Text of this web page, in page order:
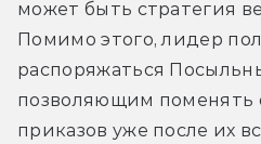
может быть стратегия
Помимо этого, лидер
распоряжаться
позволяющим поменять
приказов уже после их